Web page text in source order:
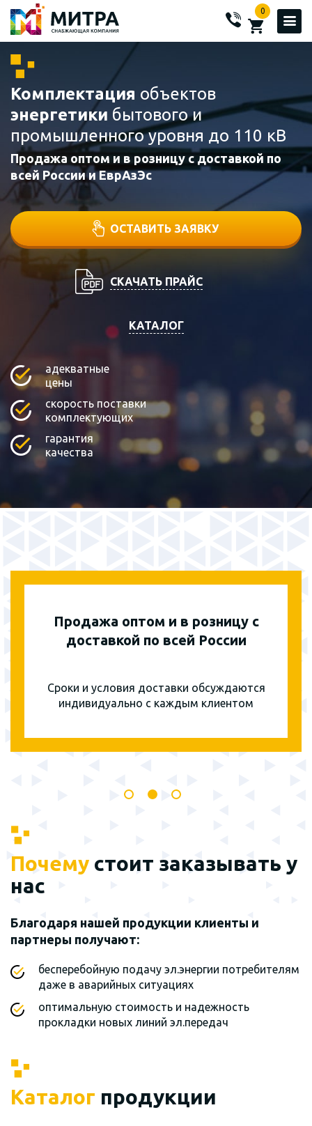
0
Комплектация объектов
энергетики бытового и
промышленного уровня до 110 кВ
Продажа оптом и в розницу с доставкой по
всей России и ЕврАзЭс
ОСТАВИТЬ ЗАЯВКУ
СКАЧАТЬ ПРАЙС
КАТАЛОГ
адекватные
цены
скорость поставки
комплектующих
гарантия
качества
Продажа оптом и в розницу с
доставкой по всей России
Сроки и условия доставки обсуждаются
индивидуально с каждым клиентом
Почему стоит заказывать у
нас
Благодаря нашей продукции клиенты и
партнеры получают:
бесперебойную подачу эл.энергии потребителям
даже в аварийных ситуациях
оптимальную стоимость и надежность
прокладки новых линий эл.передач
Каталог продукции